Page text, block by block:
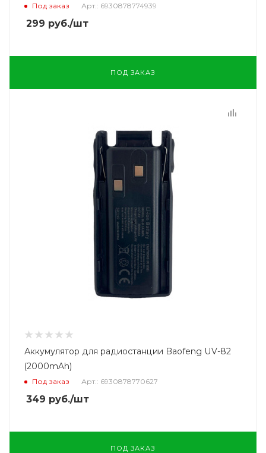
Под заказ Арт.: 6930878774939
299 руб./шт
ПОД ЗАКАЗ
Аккумулятор для радиостанции Baofeng UV-82
(2000mAh)
Под заказ Арт.: 6930878770627
349 руб./шт
ПОД ЗАКАЗ